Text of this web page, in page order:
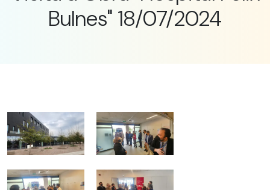
Bulnes" 18/07/2024